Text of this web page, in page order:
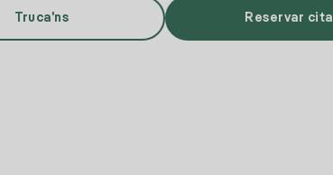
Truca'ns Reservar cita